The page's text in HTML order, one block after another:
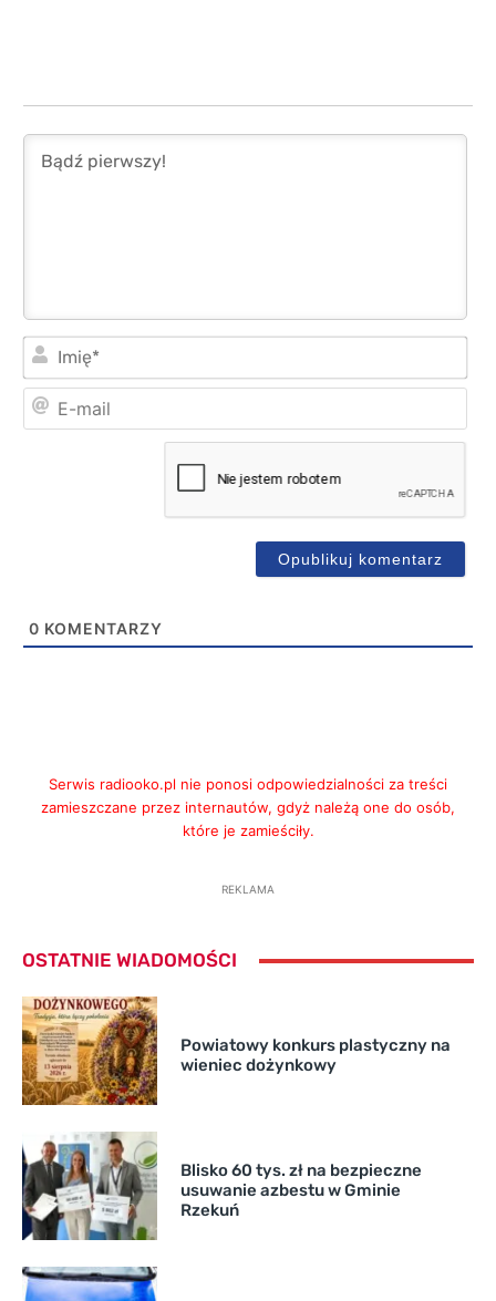
0 KOMENTARZY
Serwis radiooko.pl nie ponosi odpowiedzialności za treści
zamieszczane przez internautów, gdyż należą one do osób,
które je zamieściły.
REKLAMA
OSTATNIE WIADOMOŚCI
Powiatowy konkurs plastyczny na
wieniec dożynkowy
Blisko 60 tys. zł na bezpieczne
usuwanie azbestu w Gminie
Rzekuń